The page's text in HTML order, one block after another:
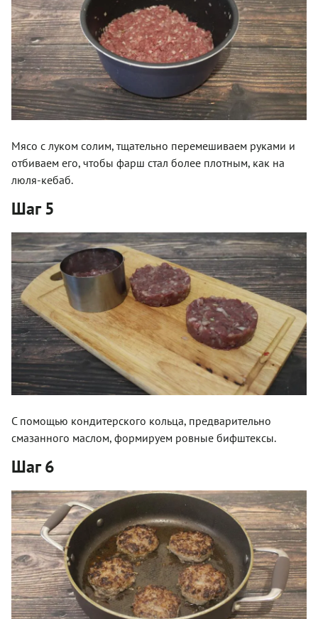
Мясо с луком солим, тщательно перемешиваем руками и
отбиваем его, чтобы фарш стал более плотным, как на
люля-кебаб.
Шаг 5
С помощью кондитерского кольца, предварительно
смазанного маслом, формируем ровные бифштексы.
Шаг 6